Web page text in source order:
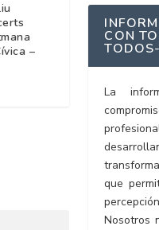
–
CON
La
que
Nosotros